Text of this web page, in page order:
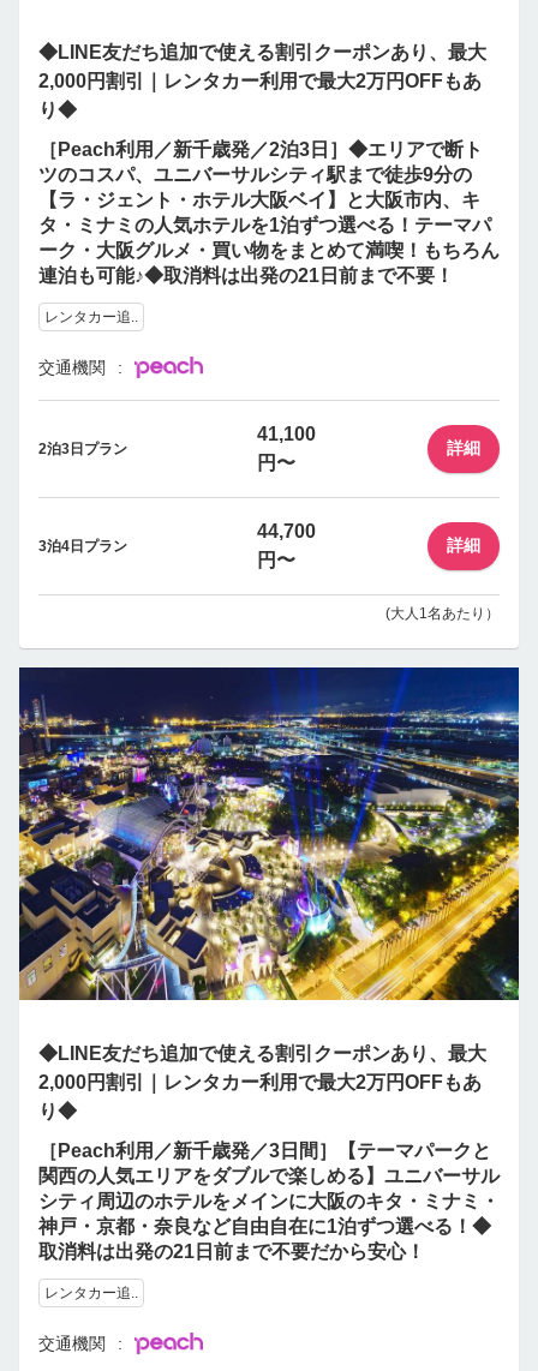
◆LINE友だち追加で使える割引クーポンあり、最大
2,000円割引｜レンタカー利用で最大2万円OFFもあ
り◆
［Peach利用／新千歳発／2泊3日］◆エリアで断ト
ツのコスパ、ユニバーサルシティ駅まで徒歩9分の
【ラ・ジェント・ホテル大阪ベイ】と大阪市内、キ
タ・ミナミの人気ホテルを1泊ずつ選べる！テーマパ
ーク・大阪グルメ・買い物をまとめて満喫！もちろん
連泊も可能♪◆取消料は出発の21日前まで不要！
レンタカー追..
交通機関
2泊3日プラン
41,100
円〜
詳細
3泊4日プラン
44,700
円〜
詳細
(大人1名あたり）
◆LINE友だち追加で使える割引クーポンあり、最大
2,000円割引｜レンタカー利用で最大2万円OFFもあ
り◆
［Peach利用／新千歳発／3日間］【テーマパークと
関西の人気エリアをダブルで楽しめる】ユニバーサル
シティ周辺のホテルをメインに大阪のキタ・ミナミ・
神戸・京都・奈良など自由自在に1泊ずつ選べる！◆
取消料は出発の21日前まで不要だから安心！
レンタカー追..
交通機関